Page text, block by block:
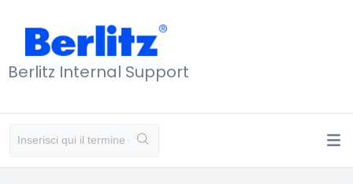
Berlitz Internal Support